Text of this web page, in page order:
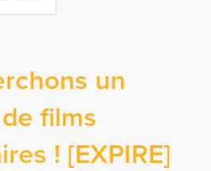
un
films
! [EXPIRE]